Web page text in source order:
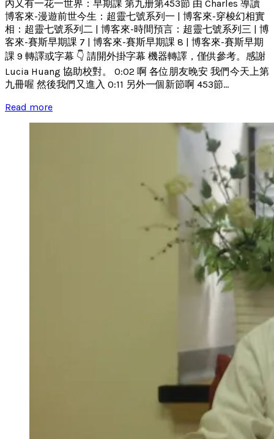
內又有一花一世界：早期課 第九册第453節 由 Charles 導讀
博客來-漫遊前世今生：超靈七號系列一 | 博客來-穿梭幻相實
相：超靈七號系列二 | 博客來-時間預言：超靈七號系列三 | 博
客來-賽斯早期課 7 | 博客來-賽斯早期課 8 | 博客來-賽斯早期
課 9 轉譯或字幕 👇 請開外掛字幕 機器轉譯，僅供參考。感謝
Lucia Huang 協助校對。 0:02 啊 各位朋友晚安 我們今天上第
九冊喔 然後我們又進入 0:11 另外一個新節啊 453節...
Read more